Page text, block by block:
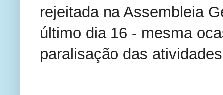
rejeitada na Assembleia
último dia 16 - mesma
paralisação das